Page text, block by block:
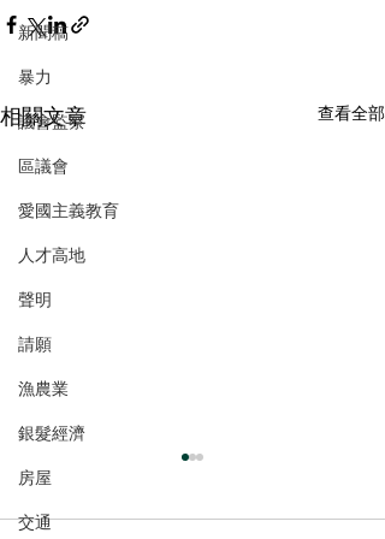
新聞稿
暴力
議會監察
區議會
愛國主義教育
人才高地
聲明
請願
漁農業
銀髮經濟
房屋
交通
相關文章 查看全部